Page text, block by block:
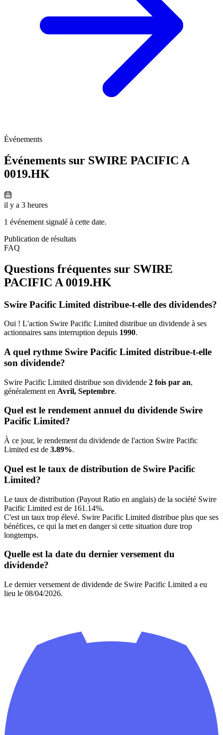
Événements
Événements sur SWIRE PACIFIC A
0019.HK
il y a 3 heures
1 événement signalé à cette date.
Publication de résultats
FAQ
Questions fréquentes sur SWIRE
PACIFIC A 0019.HK
Swire Pacific Limited distribue-t-elle des dividendes?
Oui ! L'action Swire Pacific Limited distribue un dividende à ses
actionnaires sans interruption depuis 1990.
A quel rythme Swire Pacific Limited distribue-t-elle
son dividende?
Swire Pacific Limited distribue son dividende 2 fois par an,
généralement en Avril, Septembre.
Quel est le rendement annuel du dividende Swire
Pacific Limited?
À ce jour, le rendement du dividende de l'action Swire Pacific
Limited est de 3.89%.
Quel est le taux de distribution de Swire Pacific
Limited?
Le taux de distribution (Payout Ratio en anglais) de la société Swire
Pacific Limited est de 161.14%.
C'est un taux trop élevé. Swire Pacific Limited distribue plus que ses
bénéfices, ce qui la met en danger si cette situation dure trop
longtemps.
Quelle est la date du dernier versement du
dividende?
Le dernier versement de dividende de Swire Pacific Limited a eu
lieu le 08/04/2026.